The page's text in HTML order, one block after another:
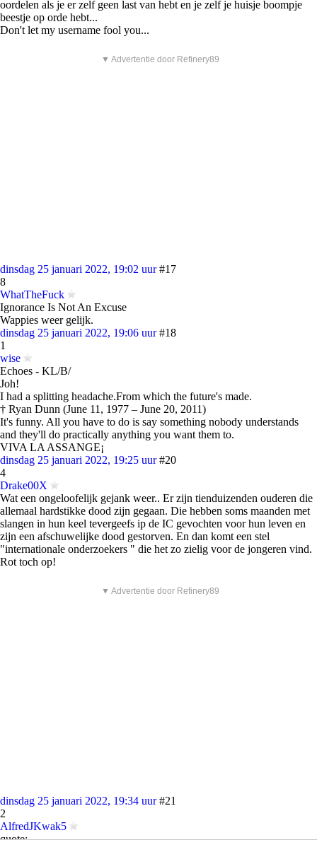
oordelen als je er zelf geen last van hebt en je zelf je huisje boompje
beestje op orde hebt...
Don't let my username fool you...
▼ Advertentie door Refinery89
dinsdag 25 januari 2022, 19:02 uur #17
8
WhatTheFuck
Ignorance Is Not An Excuse
Wappies weer gelijk.
dinsdag 25 januari 2022, 19:06 uur #18
1
wise
Echoes - KL/B/
Joh!
I had a splitting headache.From which the future's made.
† Ryan Dunn (June 11, 1977 – June 20, 2011)
It's funny. All you have to do is say something nobody understands
and they'll do practically anything you want them to.
VIVA LA ASSANGE¡
dinsdag 25 januari 2022, 19:25 uur #20
4
Drake00X
Wat een ongeloofelijk gejank weer.. Er zijn tienduizenden ouderen die
allemaal hardstikke dood zijn gegaan. Die hebben soms maanden met
slangen in hun keel tevergeefs ip de IC gevochten voor hun leven en
zijn een afschuwelijke dood gestorven. En dan komt een stel
"internationale onderzoekers " die het zo zielig voor de jongeren vind.
Rot toch op!
▼ Advertentie door Refinery89
dinsdag 25 januari 2022, 19:34 uur #21
2
AlfredJKwak5
quote: